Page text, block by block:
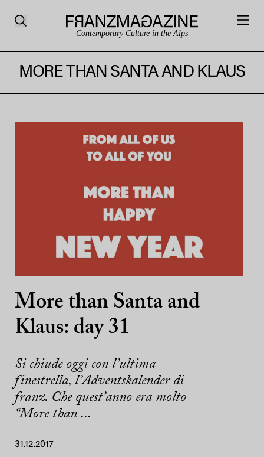
Contemporary Culture in the Alps
MORE THAN SANTA AND KLAUS
More than Santa and
Klaus: day 31
Si chiude oggi con l’ultima
finestrella, l’Adventskalender di
franz. Che quest’anno era molto
“More than ...
31.12.2017